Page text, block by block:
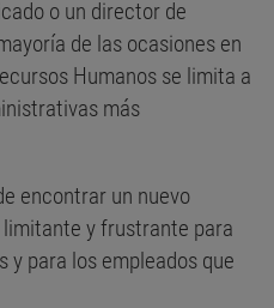
o un director de
de las ocasiones en
Humanos se limita a
más
encontrar un nuevo
y frustrante para
y para los empleados que